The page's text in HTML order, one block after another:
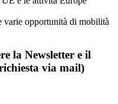
opportunità di mobilità
la Newsletter e il
via mail)